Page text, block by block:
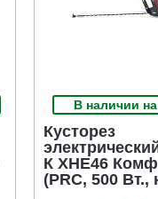
В наличии
Кусторез
К XHE46
(PRC, 500 Вт.,